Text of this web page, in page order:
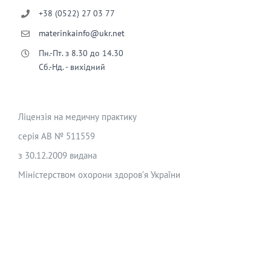
+38 (0522) 27 03 77
materinkainfo@ukr.net
Пн.-Пт. з 8.30 до 14.30
Сб.-Нд. - вихідний
Ліцензія на медичну практику
серія АВ № 511559
з 30.12.2009 видана
Міністерством охорони здоров’я України